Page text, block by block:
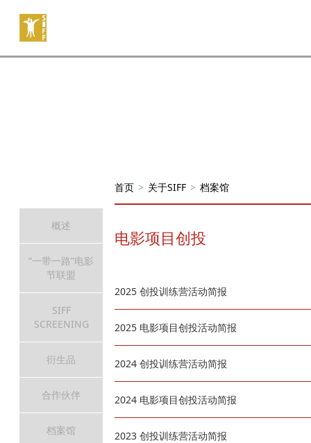
概述
“一带一路”电影
节联盟
SIFF
SCREENING
衍生品
合作伙伴
档案馆
首页 > 关于SIFF > 档案馆
电影项目创投
2025 创投训练营活动简报
2025 电影项目创投活动简报
2024 创投训练营活动简报
2024 电影项目创投活动简报
2023 创投训练营活动简报